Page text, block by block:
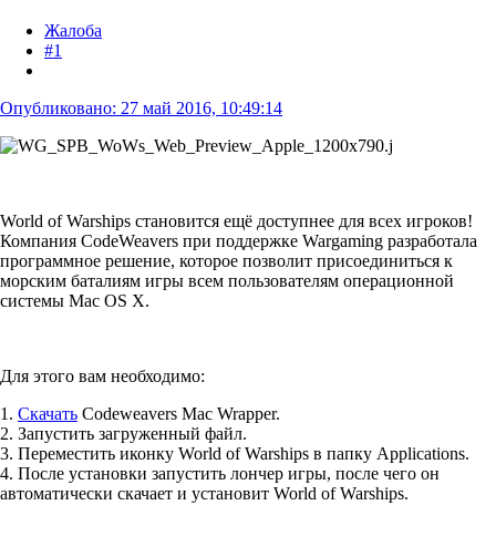
Жалоба
#1
Опубликовано: 27 май 2016, 10:49:14
World of Warships становится ещё доступнее для всех игроков!
Компания CodeWeavers при поддержке Wargaming разработала
программное решение, которое позволит присоединиться к
морским баталиям игры всем пользователям операционной
системы Mac OS X.
Для этого вам необходимо:
1. Скачать Codeweavers Mac Wrapper.
2. Запустить загруженный файл.
3. Переместить иконку World of Warships в папку Applications.
4. После установки запустить лончер игры, после чего он
автоматически скачает и установит World of Warships.